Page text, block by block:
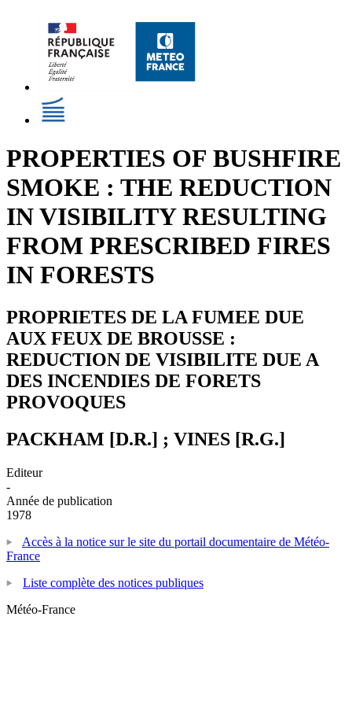
PROPERTIES OF BUSHFIRE
SMOKE : THE REDUCTION
IN VISIBILITY RESULTING
FROM PRESCRIBED FIRES
IN FORESTS
PROPRIETES DE LA FUMEE DUE
AUX FEUX DE BROUSSE :
REDUCTION DE VISIBILITE DUE A
DES INCENDIES DE FORETS
PROVOQUES
PACKHAM [D.R.] ; VINES [R.G.]
Editeur
-
Année de publication
1978
Accès à la notice sur le site du portail documentaire de Météo-
France
Liste complète des notices publiques
Météo-France